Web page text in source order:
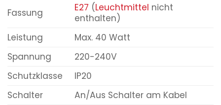
Fassung E27 (Leuchtmittel nicht
enthalten)
Leistung
Max. 40 Watt
Spannung
220-240V
Schutzklasse
IP20
Schalter
An/Aus Schalter am Kabel